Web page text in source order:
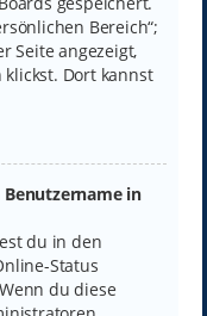
Bereich“;
Seite angezeigt,
Dort kannst
in
du in den
Status
du diese